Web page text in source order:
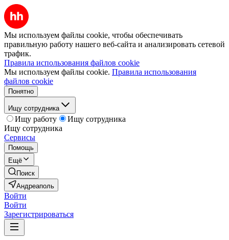
Мы используем файлы cookie, чтобы обеспечивать
правильную работу нашего веб-сайта и анализировать сетевой
трафик.
Правила использования файлов cookie
Мы используем файлы cookie. Правила использования
файлов cookie
Понятно
Ищу сотрудника
Ищу работу
Ищу сотрудника
Ищу сотрудника
Сервисы
Помощь
Ещё
Поиск
Андреаполь
Войти
Войти
Зарегистрироваться